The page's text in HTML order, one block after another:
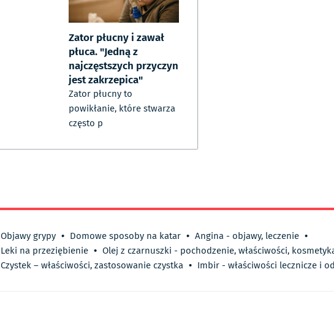
Zator płucny i zawał
płuca. "Jedną z
najczęstszych przyczyn
jest zakrzepica"
Zator płucny to
powikłanie, które stwarza
często p
Objawy grypy • Domowe sposoby na katar • Angina - objawy, leczenie •
Leki na przeziębienie • Olej z czarnuszki - pochodzenie, właściwości,
Czystek – właściwości, zastosowanie czystka • Imbir - właściwości lecznicze i